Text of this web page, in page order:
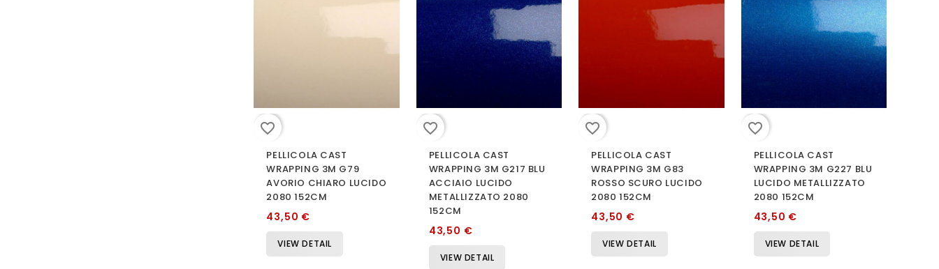
favorite_border
PELLICOLA CAST
WRAPPING 3M G79
AVORIO CHIARO LUCIDO
2080 152CM
43,50 €
VIEW DETAIL
favorite_border
PELLICOLA CAST
WRAPPING 3M G217 BLU
ACCIAIO LUCIDO
METALLIZZATO 2080
152CM
43,50 €
VIEW DETAIL
favorite_border
PELLICOLA CAST
WRAPPING 3M G83
ROSSO SCURO LUCIDO
2080 152CM
43,50 €
VIEW DETAIL
favorite_border
PELLICOLA CAST
WRAPPING 3M G227 BLU
LUCIDO METALLIZZATO
2080 152CM
43,50 €
VIEW DETAIL